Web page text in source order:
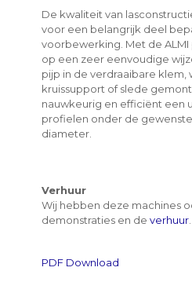
De kwaliteit van
voor een belangrijk deel
voorbewerking. Met de ALMI
op een zeer eenvoudige
pijp in de verdraaibare klem,
kruissupport of slede
nauwkeurig en efficiënt een
profielen onder de
diameter.
Verhuur
Wij hebben deze machines
demonstraties en de verhuur
PDF Download